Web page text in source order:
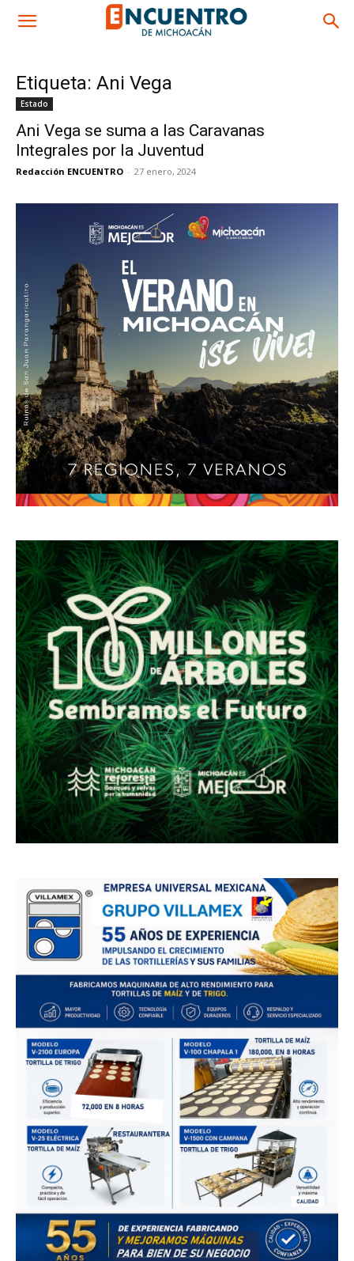
Etiqueta: Ani Vega
Estado
Ani Vega se suma a las Caravanas
Integrales por la Juventud
Redacción ENCUENTRO - 27 enero, 2024